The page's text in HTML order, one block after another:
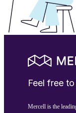
Feel free
Mercell is the